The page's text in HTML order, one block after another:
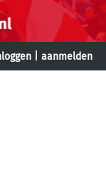
aanmelden